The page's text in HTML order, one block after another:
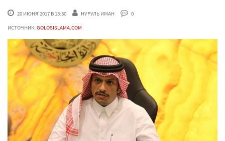
20 ИЮНЯ'2017 В 13:30 НУРУЛЬ ИМАН
0
ИСТОЧНИК: GOLOSISLAMA.COM